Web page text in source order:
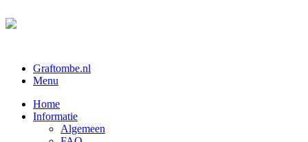
Graftombe.nl
Menu
Home
Informatie
Algemeen